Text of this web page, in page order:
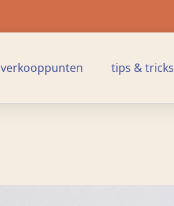
verkooppunten tips & tricks